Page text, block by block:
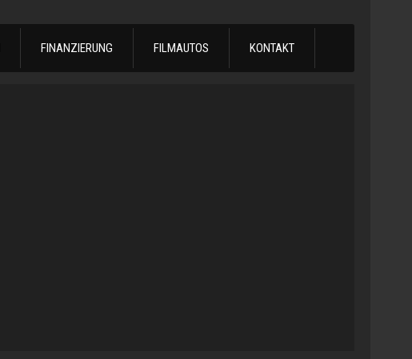
FINANZIERUNG FILMAUTOS KONTAKT